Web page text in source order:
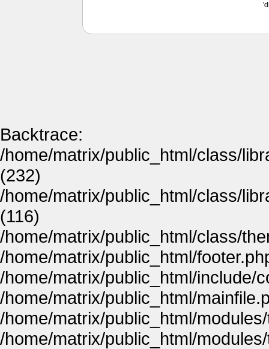
Backtrace:
/home/matrix/public_html/class/
(232)
/home/matrix/public_html/class/
(116)
/home/matrix/public_html/class/
/home/matrix/public_html/
/home/matrix/public_html/include/
/home/matrix/public_html/
/home/matrix/public_html/
/home/matrix/public_html/